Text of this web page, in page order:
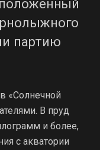
партию
«Солнечной
В пруд
и более,
с акватории